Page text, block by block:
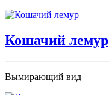
Кошачий лемур
Вымирающий вид